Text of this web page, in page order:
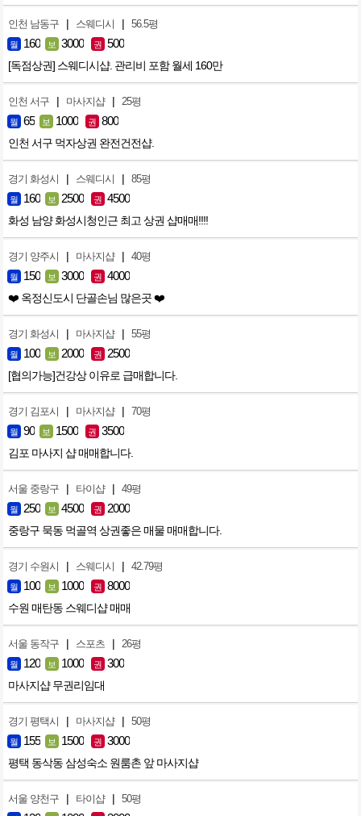
인천 남동구 | 스웨디시 | 56.5평
월 160 보 3000 권 500
[독점상권] 스웨디시샵. 관리비 포함 월세 160만
인천 서구 | 마사지샵 | 25평
월 65 보 1000 권 800
인천 서구 먹자상권 완전건전샵.
경기 화성시 | 스웨디시 | 85평
월 160 보 2500 권 4500
화성 남양 화성시청인근 최고 상권 샵매매!!!!
경기 양주시 | 마사지샵 | 40평
월 150 보 3000 권 4000
❤️ 옥정신도시 단골손님 많은곳 ❤️
경기 화성시 | 마사지샵 | 55평
월 100 보 2000 권 2500
[협의가능]건강상 이유로 급매합니다.
경기 김포시 | 마사지샵 | 70평
월 90 보 1500 권 3500
김포 마사지 샵 매매합니다.
서울 중랑구 | 타이샵 | 49평
월 250 보 4500 권 2000
중랑구 묵동 먹골역 상권좋은 매물 매매합니다.
경기 수원시 | 스웨디시 | 42.79평
월 100 보 1000 권 8000
수원 매탄동 스웨디샵 매매
서울 동작구 | 스포츠 | 26평
월 120 보 1000 권 300
마사지샵 무권리임대
경기 평택시 | 마사지샵 | 50평
월 155 보 1500 권 3000
평택 동삭동 삼성숙소 원룸촌 앞 마사지샵
서울 양천구 | 타이샵 | 50평